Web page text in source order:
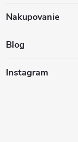
äNakupovanie
Blog
Instagram